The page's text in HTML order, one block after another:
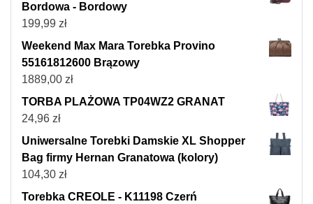
Bordowa - Bordowy
199,99 zł
Weekend Max Mara Torebka Provino
55161812600 Brązowy
1889,00 zł
TORBA PLAŻOWA TP04WZ2 GRANAT
24,96 zł
Uniwersalne Torebki Damskie XL Shopper
Bag firmy Hernan Granatowa (kolory)
104,30 zł
Torebka CREOLE - K11198 Czerń